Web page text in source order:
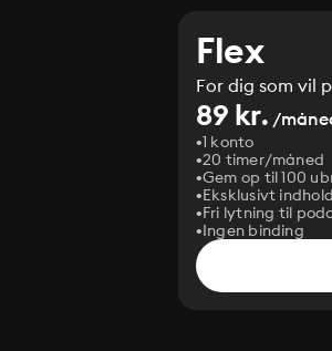
Flex
For dig som vil
89 kr. /
1 konto
20 timer/måned
Gem op til 100
Eksklusivt
Fri lytning til
Ingen binding